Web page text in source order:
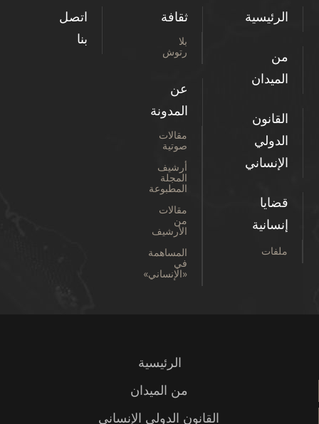
الرئيسية
من
الميدان
القانون
الدولي
الإنساني
قضايا
إنسانية
ملفات
ثقافة
بلا
رتوش
عن
المدونة
مقالات
صوتية
أرشيف
المجلة
المطبوعة
مقالات
من
الأرشيف
المساهمة
في
«الإنساني»
اتصل
بنا
الرئيسية
من الميدان
القانون الدولي الإنساني